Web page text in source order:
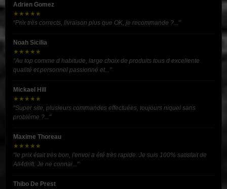
Adrien Gomez
★★★★★
"Prix très corrects, livraison plus que OK, je recommande ?..."
Noah Sicilia
★★★★★
"Au top comme d habitude, large choix de produits tous d excellente
qualité et personnel passionné et..."
Mickael Hill
★★★★★
"Super site, plusieurs commandes effectuées, toujours niquel sans
problème ?..."
Maxime Thoreau
★★★★★
"le prix était très bon, l'envoi a été très rapide. Je suis 100% satisfait de
All4drift. Je ne connai..."
Thibo De Prest